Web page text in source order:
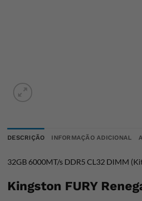
DESCRIÇÃO INFORMAÇÃO ADICIONAL
32GB 6000MT/s DDR5 CL32 DIMM
Kingston FURY